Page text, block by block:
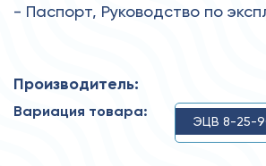
- Паспорт, Руководство по
Производитель:
Вариация товара:
ЭЦВ 8-25-